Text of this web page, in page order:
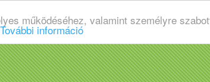
működéséhez, valamint személyre
További információ